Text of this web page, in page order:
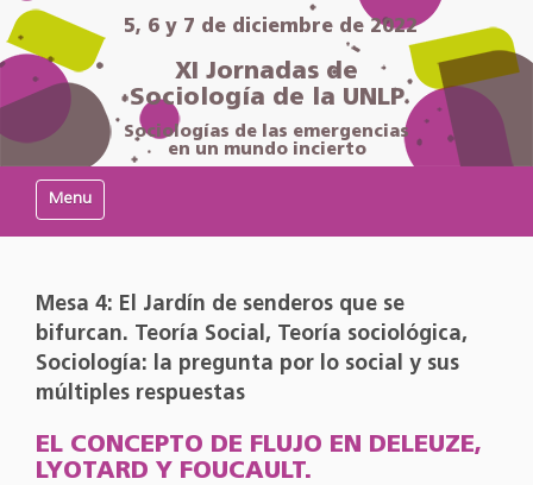
5, 6 y 7 de diciembre de 2022
XI Jornadas de
Sociología de la UNLP
Sociologías de las emergencias
en un mundo incierto
Mostrar/Ocultar navegación
Mesa 4: El Jardín de senderos que se
bifurcan. Teoría Social, Teoría sociológica,
Sociología: la pregunta por lo social y sus
múltiples respuestas
EL CONCEPTO DE FLUJO EN DELEUZE,
LYOTARD Y FOUCAULT.